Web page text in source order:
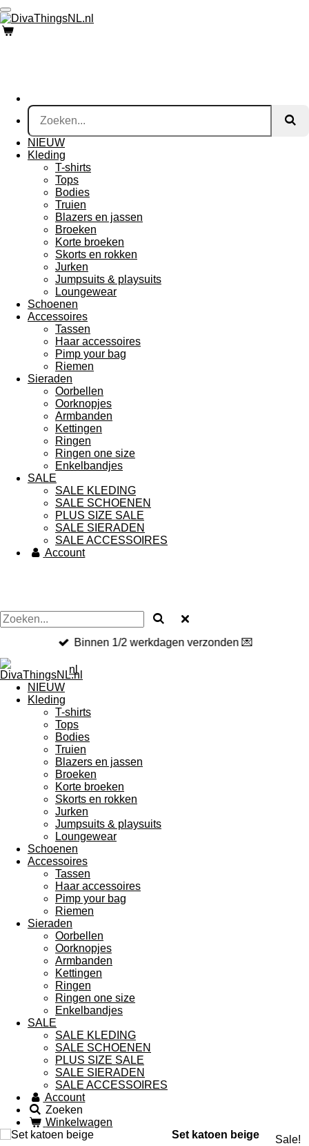
Ga
direct
naar
NIEUW
Kleding
T-shirts
Tops
Bodies
Truien
Blazers en jassen
Broeken
Korte broeken
Skorts en rokken
Jurken
Jumpsuits & playsuits
Loungewear
Schoenen
Accessoires
Tassen
Haar accessoires
Pimp your bag
Riemen
Sieraden
Oorbellen
Oorknopjes
Armbanden
Kettingen
Ringen
Ringen one size
Enkelbandjes
SALE
SALE KLEDING
SALE SCHOENEN
PLUS SIZE SALE
SALE SIERADEN
SALE ACCESSOIRES
Account
Binnen 1/2 werkdagen verzonden 💌
nl
NIEUW
Kleding
T-shirts
Tops
Bodies
Truien
Blazers en jassen
Broeken
Korte broeken
Skorts en rokken
Jurken
Jumpsuits & playsuits
Loungewear
Schoenen
Accessoires
Tassen
Haar accessoires
Pimp your bag
Riemen
Sieraden
Oorbellen
Oorknopjes
Armbanden
Kettingen
Ringen
Ringen one size
Enkelbandjes
SALE
SALE KLEDING
SALE SCHOENEN
PLUS SIZE SALE
SALE SIERADEN
SALE ACCESSOIRES
Account
Zoeken
Winkelwagen
Set katoen beige
Sale!